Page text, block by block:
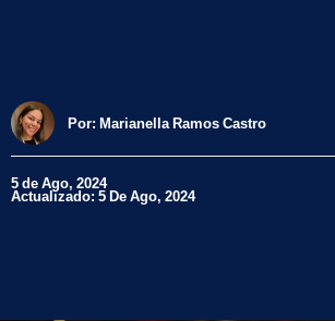
Por: Marianella Ramos Castro
5 de Ago, 2024
Actualizado: 5 De Ago, 2024